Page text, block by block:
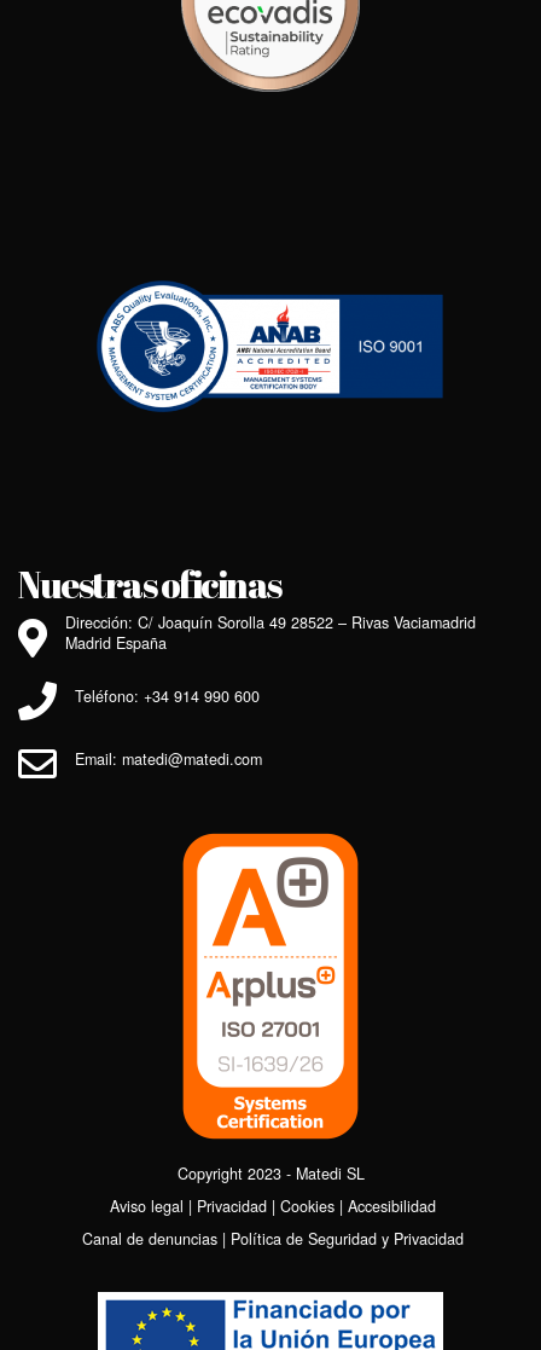
Nuestras oficinas
Dirección: C/ Joaquín Sorolla 49 28522 – Rivas Vaciamadrid
Madrid España
Teléfono: +34 914 990 600
Email: matedi@matedi.com
Copyright 2023 - Matedi SL
Aviso legal | Privacidad | Cookies | Accesibilidad
Canal de denuncias | Política de Seguridad y Privacidad